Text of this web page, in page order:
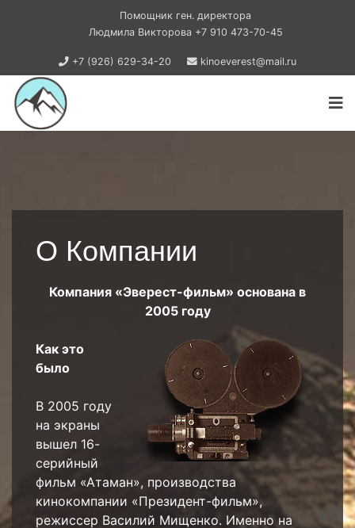
Помощник ген. директора
Людмила Викторова +7 910 473-70-45
+7 (926) 629-34-20 kinoeverest@mail.ru
О Компании
Компания «Эверест-фильм» основана в
2005 году
Как это
было
В 2005 году
на экраны
вышел 16-
серийный
фильм «Атаман», производства
кинокомпании «Президент-фильм»,
режиссер Василий Мищенко. Именно на